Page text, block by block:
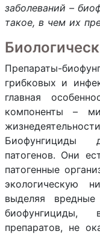
заболеваний –
такое, в чем их
Препараты-
грибковых и
главная
компоненты –
Биофунгициды
патогенов. Они
патогенные
экологическую
выделяя
препаратов, не